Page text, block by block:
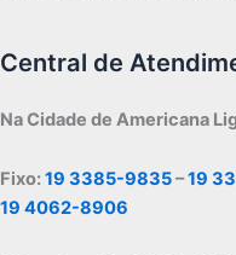
Central de
Na Cidade de Americana
Fixo:19 3385-9835–19
19 4062-8906